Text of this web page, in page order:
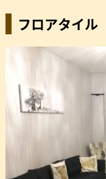
フロアタイル